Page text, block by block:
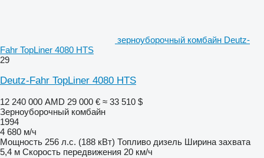
зерноуборочный комбайн Deutz-
Fahr TopLiner 4080 HTS
29
Deutz-Fahr TopLiner 4080 HTS
12 240 000 AMD 29 000 € ≈ 33 510 $
Зерноуборочный комбайн
1994
4 680 м/ч
Мощность 256 л.с. (188 кВт) Топливо дизель Ширина захвата
5,4 м Скорость передвижения 20 км/ч